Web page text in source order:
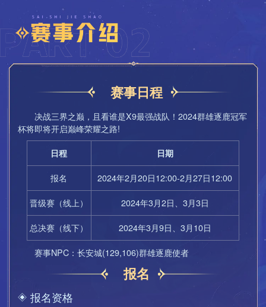
赛事日程
决战三界之巅，且看谁是X9最强战队！2024群雄逐鹿冠军
杯将即将开启巅峰荣耀之路!
日程 日期
报名 2024年2月20日12:00-2月27日12:00
晋级赛（线上） 2024年3月2日、3月3日
总决赛（线下） 2024年3月9日、3月10日
赛事NPC：长安城(129,106)群雄逐鹿使者
报名
报名资格